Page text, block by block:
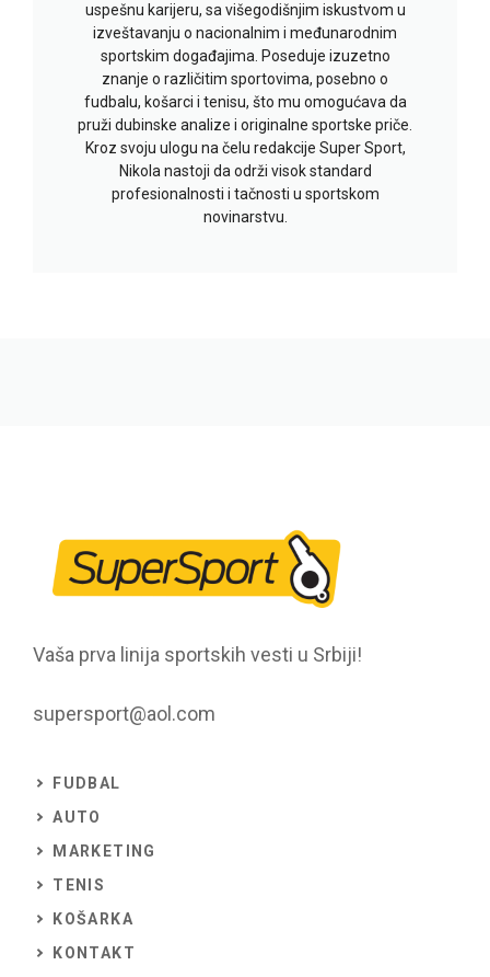
uspešnu karijeru, sa višegodišnjim iskustvom u
izveštavanju o nacionalnim i međunarodnim
sportskim događajima. Poseduje izuzetno
znanje o različitim sportovima, posebno o
fudbalu, košarci i tenisu, što mu omogućava da
pruži dubinske analize i originalne sportske priče.
Kroz svoju ulogu na čelu redakcije Super Sport,
Nikola nastoji da održi visok standard
profesionalnosti i tačnosti u sportskom
novinarstvu.
Vaša prva linija sportskih vesti u Srbiji!
supersport@aol.com
FUDBAL
AUTO
MARKETING
TENIS
KOŠARKA
KONTAKT